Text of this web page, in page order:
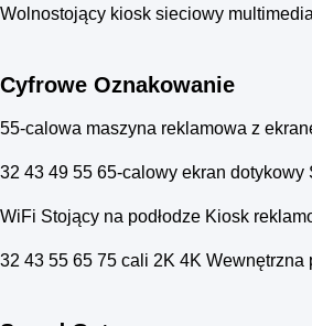
Wolnostojący kiosk sieciowy
Cyfrowe Oznakowanie
55-calowa maszyna reklamowa z
32 43 49 55 65-calowy ekran
WiFi Stojący na podłodze Kiosk
32 43 55 65 75 cali 2K 4K